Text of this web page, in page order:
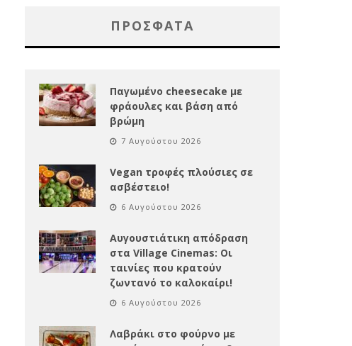
ΠΡΌΣΦΑΤΑ
Παγωμένο cheesecake με
φράουλες και βάση από
βρώμη
7 Αυγούστου 2026
Vegan τροφές πλούσιες σε
ασβέστειο!
6 Αυγούστου 2026
Αυγουστιάτικη απόδραση
στα Village Cinemas: Οι
ταινίες που κρατούν
ζωντανό το καλοκαίρι!
6 Αυγούστου 2026
Λαβράκι στο φούρνο με